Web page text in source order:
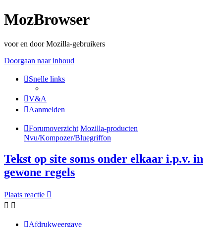
MozBrowser
voor en door Mozilla-gebruikers
Doorgaan naar inhoud
Snelle links
V&A
Aanmelden
Forumoverzicht Mozilla-producten
Nvu/Kompozer/Bluegriffon
Tekst op site soms onder elkaar i.p.v. in
gewone regels
Plaats reactie
Afdrukweergave